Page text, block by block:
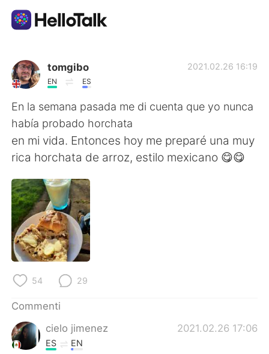
App di scambio linguistico
AI Grammar Checker
Italiano
English
繁體中文
العربية
Deutsch
한국어
ไทย
tomgibo
EN ES
2021.02.26 16:19
En la semana pasada me di cuenta que yo nunca
había probado horchata
en mi vida. Entonces hoy me preparé una muy
rica horchata de arroz, estilo mexicano 😋😋
54 29
Commenti
cielo jimenez
2021.02.26 17:06
ES EN